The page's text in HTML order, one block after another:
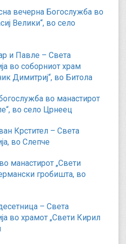
вечерна Богослужба во
Велики“, во село
и Павле – Света
во соборниот храм
Димитриј“, во Битола
во манастирот
во село Црнеец
Крстител – Света
во Слепче
манастирот „Свети
гробишта, во
– Света
во храмот „Свети Кирил